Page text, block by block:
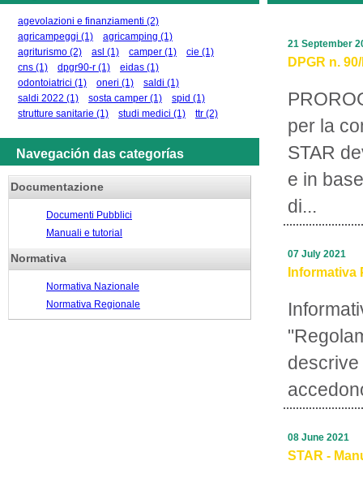
agevolazioni e finanziamenti (2)
agricampeggi (1) agricamping (1)
agriturismo (2) asl (1) camper (1) cie (1)
cns (1) dpgr90-r (1) eidas (1)
odontoiatrici (1) oneri (1) saldi (1)
saldi 2022 (1) sosta camper (1) spid (1)
strutture sanitarie (1) studi medici (1) ttr (2)
Navegación das categorías
Documentazione
Documenti Pubblici
Manuali e tutorial
Normativa
Normativa Nazionale
Normativa Regionale
DPGR n.
per la
STAR
e in
di...
21 September
Informativa
07 July 2021
STAR -
08 June 2021